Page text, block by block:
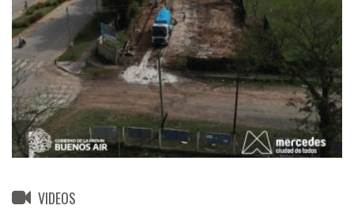
VIDEOS